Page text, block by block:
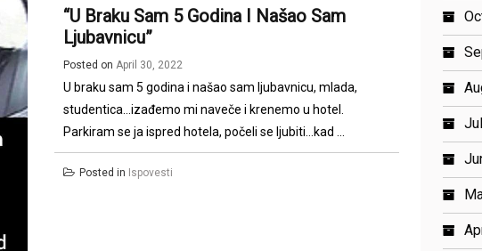
“U Braku Sam 5 Godina I Našao Sam
Ljubavnicu”
Posted onApril 30, 2022
U braku sam 5 godina i našao sam ljubavnicu, mlada,
studentica…izađemo mi naveče i krenemo u hotel.
Parkiram se ja ispred hotela, počeli se ljubiti…kad ...
Posted in Ispovesti